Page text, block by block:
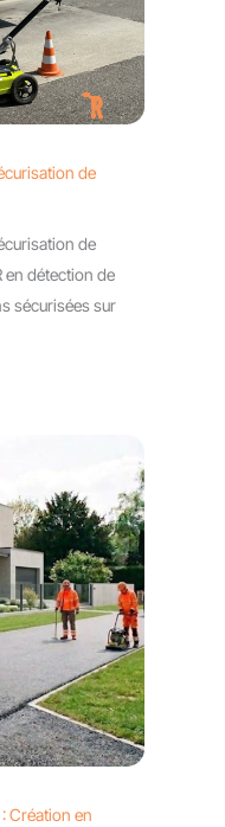
de
de
en détection de
sécurisées sur
Création en